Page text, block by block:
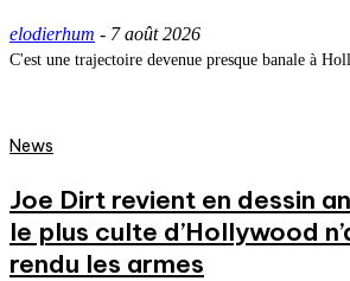
elodierhum - 7 août 2026
C'est une trajectoire devenue presque banale à
News
Joe Dirt revient en dessin
le plus culte d’Hollywood
rendu les armes